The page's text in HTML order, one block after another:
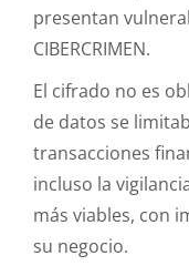
presentan
CIBERCRIMEN.
El cifrado no es
de datos se
transacciones
incluso la
más viables, con
su negocio.